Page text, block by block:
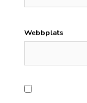
Webbplats